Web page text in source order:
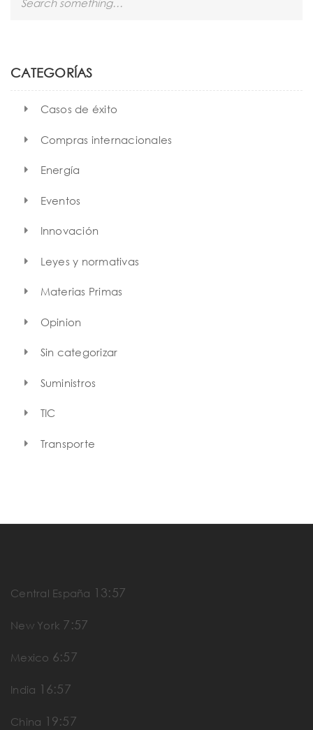
h
CATEGORÍAS
Casos de éxito
Compras internacionales
Energía
Eventos
Innovación
Leyes y normativas
Materias Primas
Opinion
Sin categorizar
Suministros
TIC
Transporte
Central España 13:57
New York 7:57
Mexico 6:57
India 16:57
China 19:57